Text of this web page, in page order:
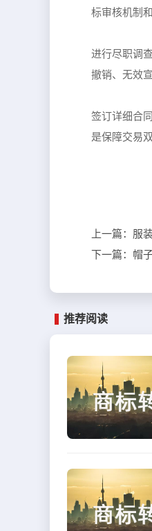
标审核机制
进行尽职调
撤销、无效
签订详细合
是保障交易
上一篇： 服
下一篇： 帽
推荐阅读